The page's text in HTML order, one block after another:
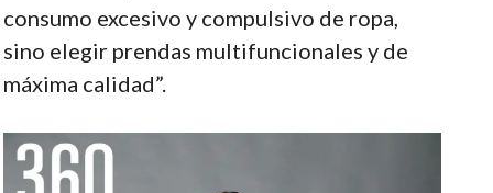
consumo excesivo y compulsivo de ropa,
sino elegir prendas multifuncionales y de
máxima calidad”.